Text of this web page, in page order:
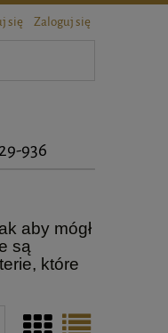
się Zaloguj się
936
aby mógł
są
które